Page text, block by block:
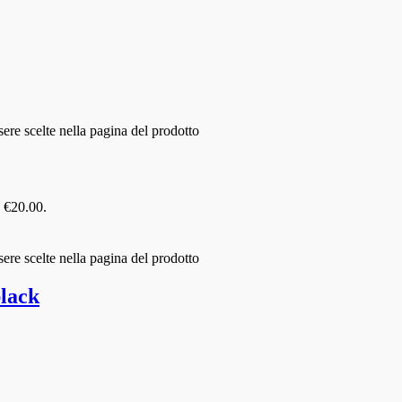
scelte nella pagina del prodotto
€20.00.
scelte nella pagina del prodotto